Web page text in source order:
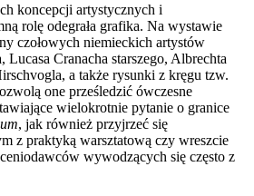
koncepcji artystycznych i
rolę odegrała grafika. Na wystawie
czołowych niemieckich artystów
Cranacha starszego, Albrechta
a także rysunki z kręgu tzw.
one prześledzić ówczesne
wielokrotnie pytanie o granice
, jak również przyjrzeć się
z praktyką warsztatową czy wreszcie
wywodzących się często z